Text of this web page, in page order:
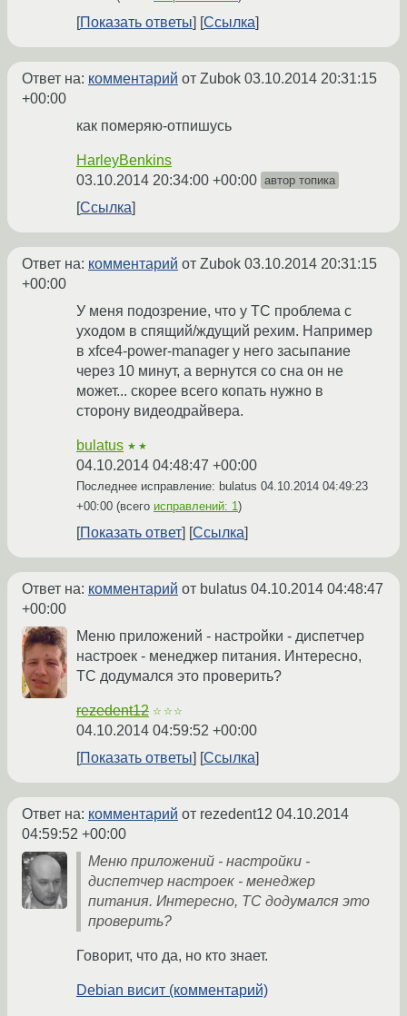
Показать ответы Ссылка
Ответ на: комментарий от Zubok 03.10.2014 20:31:15
+00:00
как померяю-отпишусь
HarleyBenkins
03.10.2014 20:34:00 +00:00 автор топика
Ссылка
Ответ на: комментарий от Zubok 03.10.2014 20:31:15
+00:00
У меня подозрение, что у ТС проблема с
уходом в спящий/ждущий рехим. Например
в xfce4-power-manager у него засыпание
через 10 минут, а вернутся со сна он не
может... скорее всего копать нужно в
сторону видеодрайвера.
bulatus ★★
04.10.2014 04:48:47 +00:00
Последнее исправление: bulatus 04.10.2014 04:49:23
+00:00 (всего исправлений: 1)
Показать ответ Ссылка
Ответ на: комментарий от bulatus 04.10.2014 04:48:47
+00:00
Меню приложений - настройки - диспетчер
настроек - менеджер питания. Интересно,
TC додумался это проверить?
rezedent12 ☆☆☆
04.10.2014 04:59:52 +00:00
Показать ответы
Ссылка
Ответ на: комментарий от rezedent12 04.10.2014
04:59:52 +00:00
Меню приложений - настройки -
диспетчер настроек - менеджер
питания. Интересно, TC додумался это
проверить?
Говорит, что да, но кто знает.
Debian висит (комментарий)